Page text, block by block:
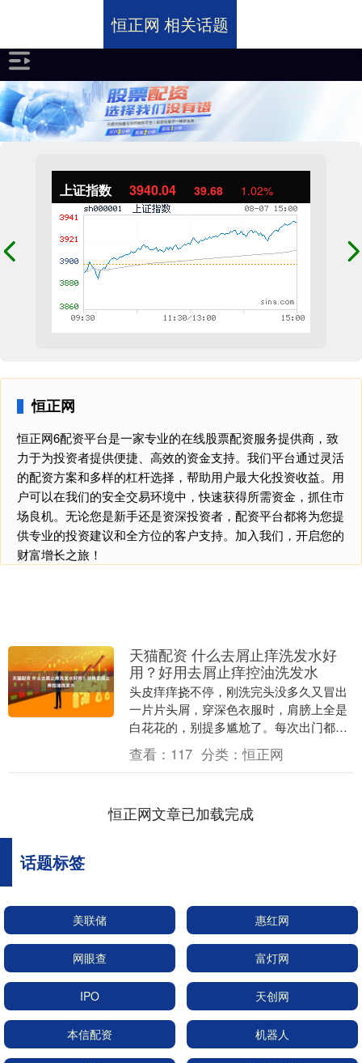
上证指数 3940.04 39.68 1.02%
恒正网
恒正网6配资平台是一家专业的在线股票配资服务提供商，致
力于为投资者提供便捷、高效的资金支持。我们平台通过灵活
的配资方案和多样的杠杆选择，帮助用户最大化投资收益。用
户可以在我们的安全交易环境中，快速获得所需资金，抓住市
场良机。无论您是新手还是资深投资者，配资平台都将为您提
供专业的投资建议和全方位的客户支持。加入我们，开启您的
财富增长之旅！
恒正网 相关话题
天猫配资 什么去屑止痒洗发水好
用？好用去屑止痒控油洗发水
头皮痒痒挠不停，刚洗完头没多久又冒出
一片片头屑，穿深色衣服时，肩膀上全是
白花花的，别提多尴尬了。每次出门都得
时不时偷偷挠挠头，生怕别人注意到自己
的“雪花肩”。工....
查看： 117 分类：恒正网
恒正网文章已加载完成
话题标签
美联储 惠红网
网眼查 富灯网
IPO 天创网
本信配资 机器人